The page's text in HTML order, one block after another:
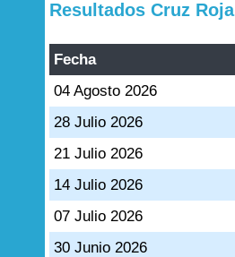
Resultados Cruz Roja
Fecha
04 Agosto 2026
28 Julio 2026
21 Julio 2026
14 Julio 2026
07 Julio 2026
30 Junio 2026